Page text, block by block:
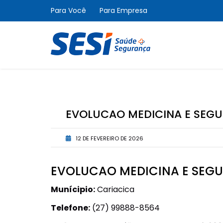
Para Você Para Empresa
EVOLUCAO MEDICINA E
12 DE FEVEREIRO DE 2026
EVOLUCAO MEDICINA E
Munícipio:Cariacica
Telefone: (27) 99888-8564